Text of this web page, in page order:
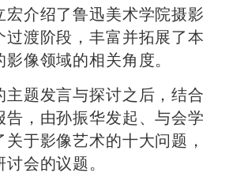
介绍了鲁迅美术学院摄影
渡阶段，丰富并拓展了本
像领域的相关角度。
题发言与探讨之后，结合
告，由孙振华发起、与会学
于影像艺术的十大问题，
会的议题。